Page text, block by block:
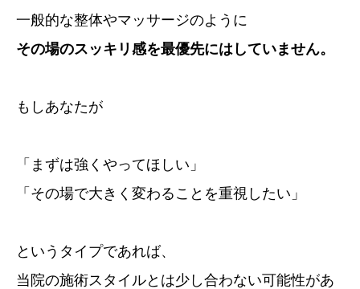
一般的な整体やマッサージのように
その場のスッキリ感を最優先にはしていません。
もしあなたが
「まずは強くやってほしい」
「その場で大きく変わることを重視したい」
というタイプであれば、
当院の施術スタイルとは少し合わない可能性があ